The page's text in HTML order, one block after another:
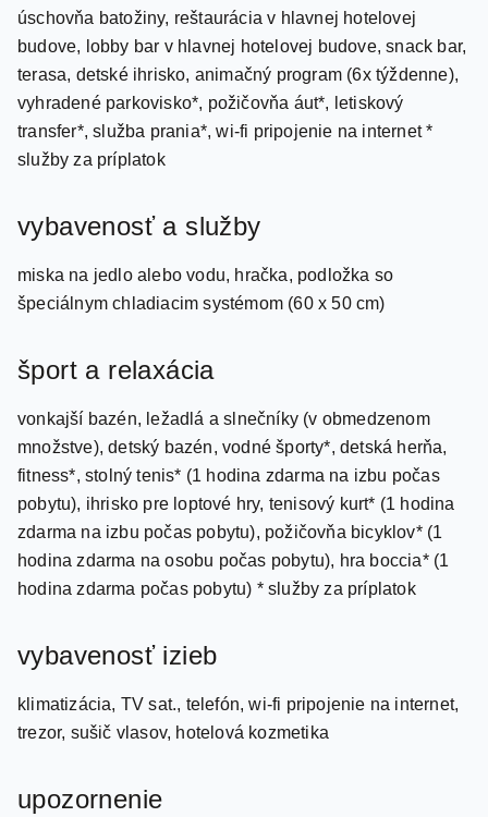
úschovňa batožiny, reštaurácia v hlavnej hotelovej
budove, lobby bar v hlavnej hotelovej budove, snack bar,
terasa, detské ihrisko, animačný program (6x týždenne),
vyhradené parkovisko*, požičovňa áut*, letiskový
transfer*, služba prania*, wi-fi pripojenie na internet *
služby za príplatok
vybavenosť a služby
miska na jedlo alebo vodu, hračka, podložka so
špeciálnym chladiacim systémom (60 x 50 cm)
šport a relaxácia
vonkajší bazén, ležadlá a slnečníky (v obmedzenom
množstve), detský bazén, vodné športy*, detská herňa,
fitness*, stolný tenis* (1 hodina zdarma na izbu počas
pobytu), ihrisko pre loptové hry, tenisový kurt* (1 hodina
zdarma na izbu počas pobytu), požičovňa bicyklov* (1
hodina zdarma na osobu počas pobytu), hra boccia* (1
hodina zdarma počas pobytu) * služby za príplatok
vybavenosť izieb
klimatizácia, TV sat., telefón, wi-fi pripojenie na internet,
trezor, sušič vlasov, hotelová kozmetika
upozornenie